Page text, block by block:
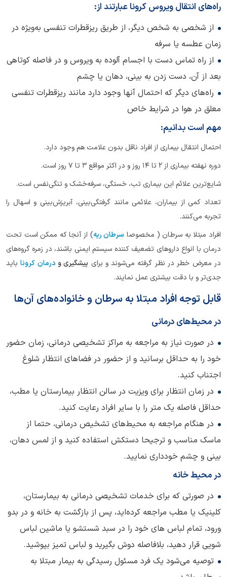
راه‌های انتقالویروسکرونا عبارتنداز:
از شخصی به شخص دیگر، از طریق ریزقطرات تنفسی به‌ویژه در
زمان عطسه یا سرفه
از راه تماس دست با اجسام آلوده به ویروس و در فاصله کوتاهی
بعد از آن، دست زدن به بینی، دهان یا چشم
راه‌های دیگر که احتمال آنها وجود دارد مانند ریزقطرات تنفسی
معلق در هوا در شرایط خاص
مهم است بدانیم:
احتمال انتقال بیماری از افراد ناقل بدون علامت هم وجود دارد.
دوره نهفته بیماری از 2 تا 14 روز و در اکثر مواقع 3 تا 7 روز است.
شایع‌ترین علائم این بیماری تب، خستگی، سرفه‌خشک و تنگی‌نفس است.
تعداد کمی از بیماران، علائمی مانند گرفتگی‌بینی، آبریزش‌بینی و اسهال را
تجربه می‌کنند.
افراد مبتلا به سرطان ( مخصوصا سرطان ریه) از آنجا که ممکن است تحت
درمان با انواع داروهای تضعیف کننده سیستم ایمنی باشند، در زمره گروه‌های
در معرض خطر در نظر گرفته می‌شوند و برای پیشگیری و درمان کروناباید
جدی‌تر و با دقت بیشتری عمل نمایند.
قابل توجه افراد مبتلا به سرطان و خانواده‌های آن‌ها
در محیط‌های درمانی
در صورت نیاز به مراجعه به مراکز تشخیصی درمانی، زمان حضور
خود را به حداقل برسانید و از حضور در فضاهای انتظار شلوغ
اجتناب کنید.
در زمان انتظار برای ویزیت در سالن انتظار بیمارستان یا مطب،
حداقل فاصله یک متر را با سایر افراد رعایت کنید.
در هنگام مراجعه به محیط‌های تشخیص درمانی، حتما از
ماسک مناسب و ترجیحا دستکش استفاده کنید و از لمس دهان،
بینی و چشم خودداری نمایید.
در محیط خانه
در صورتی که برای خدمات تشخیصی درمانی به بیمارستان،
کلینیک یا مطب مراجعه کرده‌اید، پس از بازگشت به خانه و در بدو
ورود، تمام لباس های خود را در سبد شستشو یا ماشین لباس
شویی قرار دهید، بلافاصله دوش بگیرید و لباس تمیز بپوشید.
توصیه می‌شود یک فرد مسئول رسیدگی به بیمار مبتلا به